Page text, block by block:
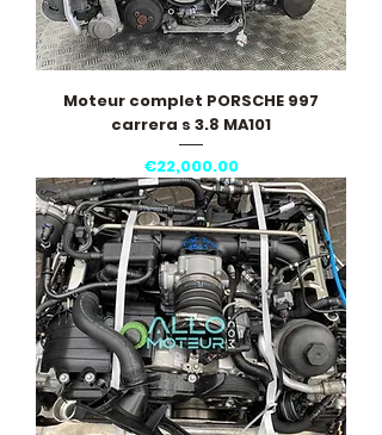
Moteur complet PORSCHE 997
carrera s 3.8 MA101
Price
€22,000.00